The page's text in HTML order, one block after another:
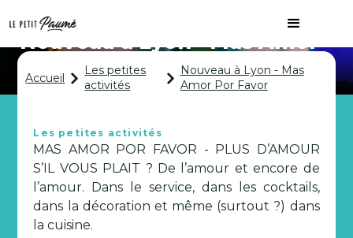
Nouveau à Lyon - Mas Amor
Por Favor
Accueil
Les petites
activités
Nouveau à Lyon - Mas
Amor Por Favor
Les petites activités
MAS AMOR POR FAVOR - PLUS D’AMOUR
S’IL VOUS PLAIT ? De l’amour et encore de
l’amour. Dans le service, dans les cocktails,
dans la décoration et même (surtout ?) dans
la cuisine.